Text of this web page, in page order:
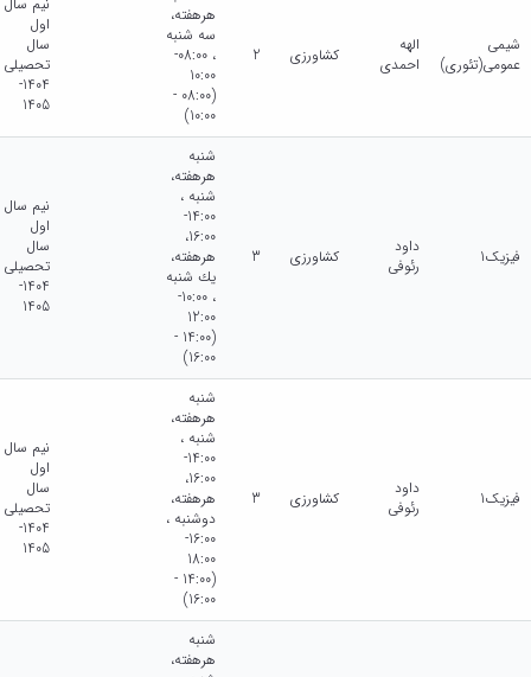
شیمی
عمومی(تئوری)
الهه
احمدی
کشاورزی 2
هرهفته،
سه شنبه
، 08:00-
10:00
(08:00 -
10:00)
نیم سال
اول
سال
تحصیلی
1404-
1405
فیزیک1
داود
رئوفی
کشاورزی 3
شنبه
هرهفته،
شنبه ،
14:00-
16:00،
هرهفته،
يك شنبه
، 10:00-
12:00
(14:00 -
16:00)
نیم سال
اول
سال
تحصیلی
1404-
1405
فیزیک1
داود
رئوفی
کشاورزی 3
شنبه
هرهفته،
شنبه ،
14:00-
16:00،
هرهفته،
دوشنبه ،
16:00-
18:00
(14:00 -
16:00)
نیم سال
اول
سال
تحصیلی
1404-
1405
شنبه
هرهفته،